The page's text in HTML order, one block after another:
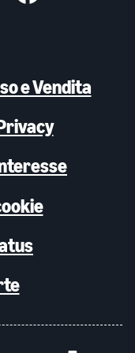
e Vendita